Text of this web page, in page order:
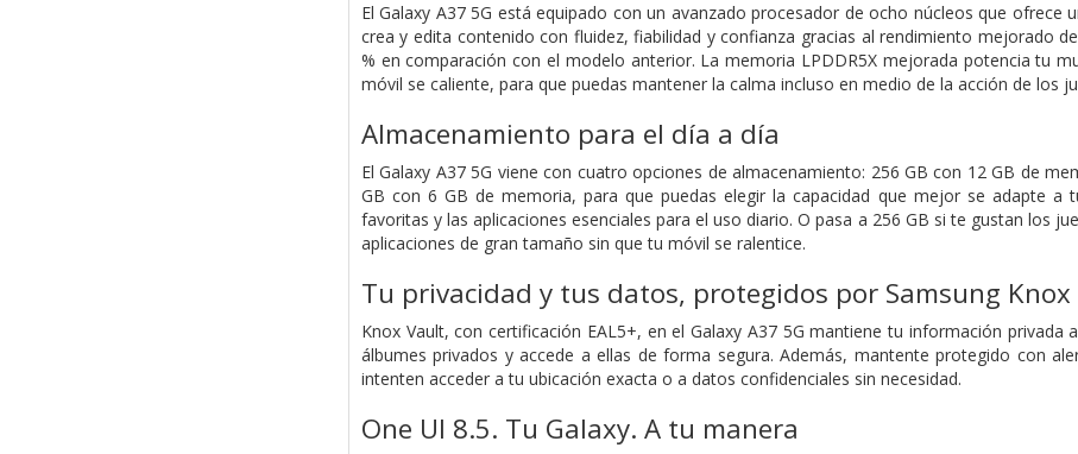
El Galaxy A37 5G está equipado con un avanzado procesador de ocho núcleos que
crea y edita contenido con fluidez, fiabilidad y confianza gracias al rendimiento mejorado
% en comparación con el modelo anterior. La memoria LPDDR5X mejorada potencia tu
móvil se caliente, para que puedas mantener la calma incluso en medio de la acción de los
Almacenamiento para el día a día
El Galaxy A37 5G viene con cuatro opciones de almacenamiento: 256 GB con 12 GB de
GB con 6 GB de memoria, para que puedas elegir la capacidad que mejor se adapte
favoritas y las aplicaciones esenciales para el uso diario. O pasa a 256 GB si te gustan los
aplicaciones de gran tamaño sin que tu móvil se ralentice.
Tu privacidad y tus datos, protegidos por Samsung Knox
Knox Vault, con certificación EAL5+, en el Galaxy A37 5G mantiene tu información
álbumes privados y accede a ellas de forma segura. Además, mantente protegido con
intenten acceder a tu ubicación exacta o a datos confidenciales sin necesidad.
One UI 8.5. Tu Galaxy. A tu manera